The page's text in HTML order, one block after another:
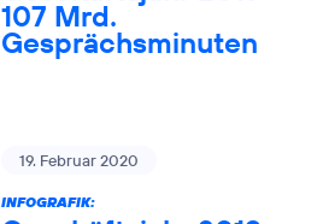
107 Mrd.
Gesprächsminuten
19. Februar 2020
INFOGRAFIK: